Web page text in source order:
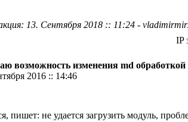
13. Сентября 2018 :: 11:24 -
IP
возможность изменения md обработкой
2016 :: 14:46
пишет: не удается загрузить модуль,